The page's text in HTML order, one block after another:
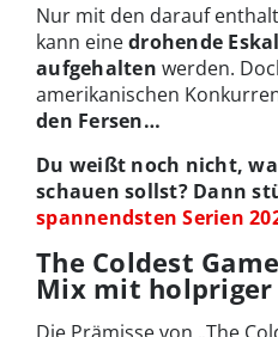
Nur mit den darauf
kann einedrohende
aufgehalten werden.
amerikanischen
den Fersen…
Du weißt noch nicht,
schauen sollst? Dann
spannendsten Serien
The Coldest
Mix mit holpriger